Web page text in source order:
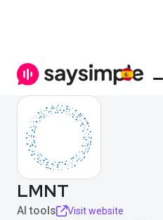
LMNT
AI tools
Visit website